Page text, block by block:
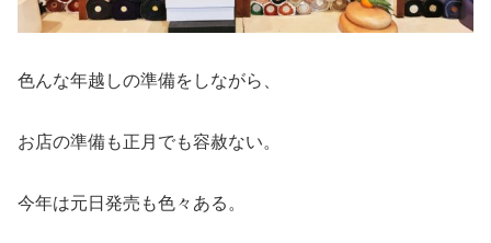
色んな年越しの準備をしながら、
お店の準備も正月でも容赦ない。
今年は元日発売も色々ある。